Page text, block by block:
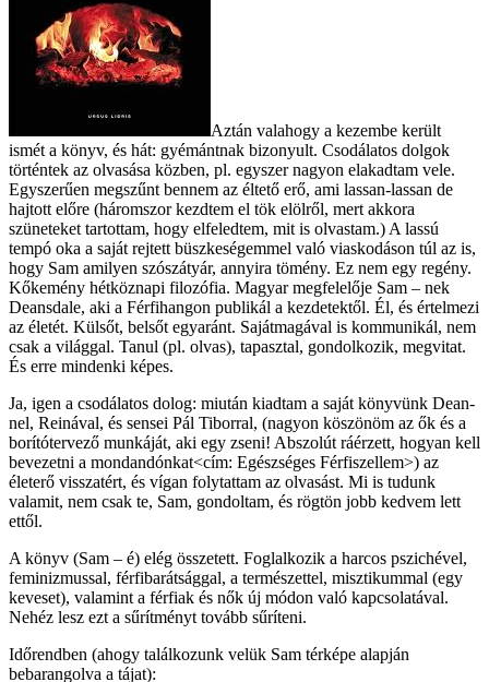
Aztán valahogy a kezembe került
ismét a könyv, és hát: gyémántnak bizonyult. Csodálatos dolgok
történtek az olvasása közben, pl. egyszer nagyon elakadtam vele.
Egyszerűen megszűnt bennem az éltető erő, ami lassan-lassan de
hajtott előre (háromszor kezdtem el tök elölről, mert akkora
szüneteket tartottam, hogy elfeledtem, mit is olvastam.) A lassú
tempó oka a saját rejtett büszkeségemmel való viaskodáson túl az is,
hogy Sam amilyen szószátyár, annyira tömény. Ez nem egy regény.
Kőkemény hétköznapi filozófia. Magyar megfelelője Sam – nek
Deansdale, aki a Férfihangon publikál a kezdetektől. Él, és értelmezi
az életét. Külsőt, belsőt egyaránt. Sajátmagával is kommunikál, nem
csak a világgal. Tanul (pl. olvas), tapasztal, gondolkozik, megvitat.
És erre mindenki képes.
Ja, igen a csodálatos dolog: miután kiadtam a saját könyvünk Dean-
nel, Reinával, és sensei Pál Tiborral, (nagyon köszönöm az ők és a
borítótervező munkáját, aki egy zseni! Abszolút ráérzett, hogyan kell
bevezetni a mondandónkat<cím: Egészséges Férfiszellem>) az
életerő visszatért, és vígan folytattam az olvasást. Mi is tudunk
valamit, nem csak te, Sam, gondoltam, és rögtön jobb kedvem lett
ettől.
A könyv (Sam – é) elég összetett. Foglalkozik a harcos pszichével,
feminizmussal, férfibarátsággal, a természettel, misztikummal (egy
keveset), valamint a férfiak és nők új módon való kapcsolatával.
Nehéz lesz ezt a sűrítményt tovább sűríteni.
Időrendben (ahogy találkozunk velük Sam térképe alapján
bebarangolva a tájat):